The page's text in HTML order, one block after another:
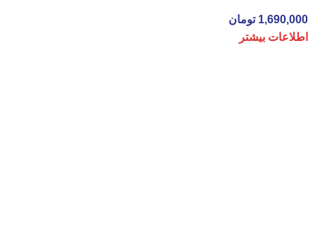
1,690,000 تومان
اطلاعات بیشتر